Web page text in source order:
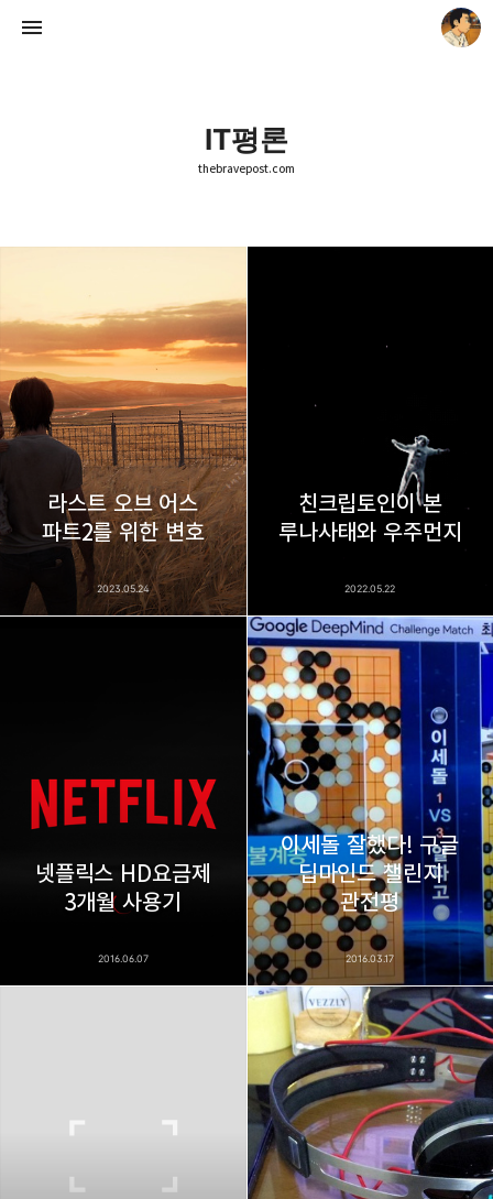
IT평론
thebravepost.com
라스트 오브 어스
파트2를 위한 변호
2023.05.24
친크립토인이 본
루나사태와 우주먼지
2022.05.22
넷플릭스 HD요금제
3개월 사용기
2016.06.07
이세돌 잘했다! 구글
딥마인드 챌린지
관전평
2016.03.17
thebravepost.com